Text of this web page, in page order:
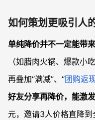
如何策划更吸引人
单纯降价并不一定能带
（如腊肉火锅、爆款小
再叠加“满减”、“团购返
好友分享再降价，能激
元，邀请3人价格直降